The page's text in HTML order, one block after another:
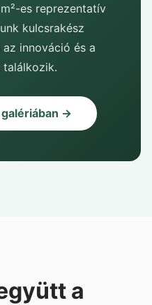
es reprezentatív
kulcsrakész
innováció és a
→
a